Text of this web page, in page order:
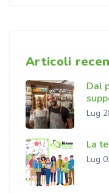
Articoli
Dal
Lug
La
Lug